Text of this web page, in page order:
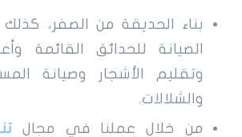
بناء الحديقة من الصفر،
الصيانة للحدائق القائمة
وتقليم الأشجار وصيانة
والشلالات.
من خلال عملنا في مجال